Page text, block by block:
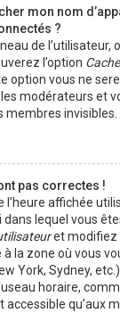
mon nom
?
de l’utilisateur,
l’option
option vous ne
modérateurs et
invisibles.
pas correctes !
l’heure affichée
lequel vous
et modifiez
à la zone où vous
York, Sydney,
horaire,
accessible qu’aux